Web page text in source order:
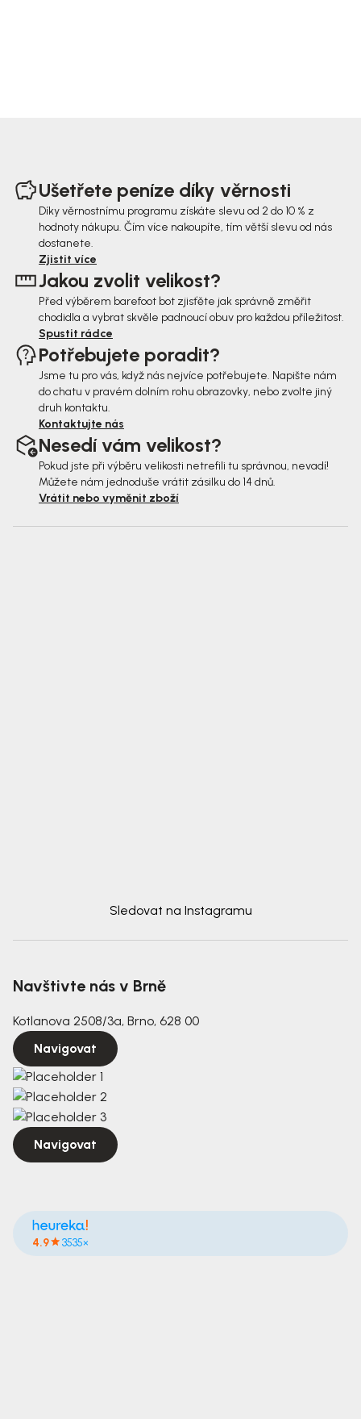
Ušetřete peníze díky věrnosti
Díky věrnostnímu programu získáte slevu od 2 do 10 % z
hodnoty nákupu. Čím více nakoupíte, tím větší slevu od nás
dostanete.
Zjistit více
Jakou zvolit velikost?
Před výběrem barefoot bot zjisťěte jak správně změřit
chodidla a vybrat skvěle padnoucí obuv pro každou příležitost.
Spustit rádce
Potřebujete poradit?
Jsme tu pro vás, když nás nejvíce potřebujete. Napište nám
do chatu v pravém dolním rohu obrazovky, nebo zvolte jiný
druh kontaktu.
Kontaktujte nás
Nesedí vám velikost?
Pokud jste při výběru velikosti netrefili tu správnou, nevadí!
Můžete nám jednoduše vrátit zásilku do 14 dnů.
Vrátit nebo vyměnit zboží
Sledovat na Instagramu
Navštivte nás v Brně
Kotlanova 2508/3a, Brno, 628 00
Navigovat
Navigovat
4.9 3535×